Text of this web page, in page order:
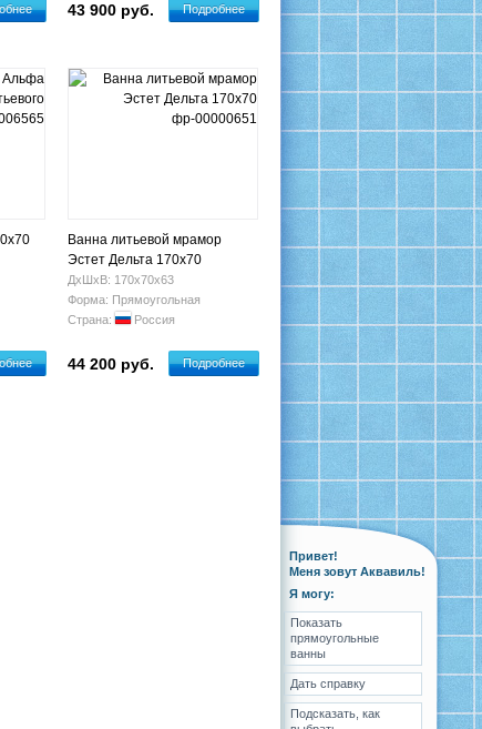
43 900 руб. Подробнее
Ванна литьевой мрамор
Эстет Дельта 170х70
фр-00000651
ДхШхВ: 170х70х63
Форма: Прямоугольная
Страна:
Россия
44 200 руб. Подробнее
Привет!
Меня зовут Аквавиль!
Я могу:
Показать
прямоугольные
ванны
Дать справку
Подсказать, как